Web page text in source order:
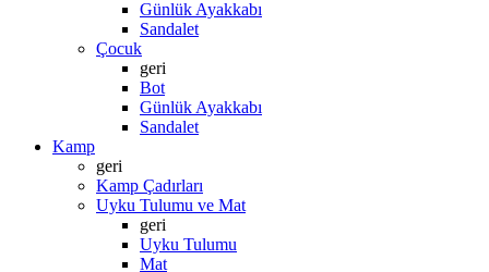
Günlük Ayakkabı
Sandalet
Çocuk
geri
Bot
Günlük Ayakkabı
Sandalet
Kamp
geri
Kamp Çadırları
Uyku Tulumu ve Mat
geri
Uyku Tulumu
Mat